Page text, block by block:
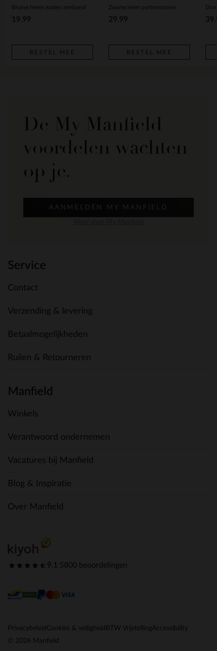
Bruine heren kralen armband
19.99
BESTEL MEE
Zwarte leren portemonnee
29.99
BESTEL MEE
De My Manfield
voordelen wachten
op je.
AANMELDEN MY MANFIELD
Service
Contact
Verzending & levering
Betaalmogelijkheden
Ruilen & Retourneren
Manfield
Winkels
Verantwoord ondernemen
Vacatures bij Manfield
Blog & Inspiratie
Over Manfield
9.1 5800 beoordelingen
Privacybeleid Cookies & veiligheid BTW VrijstellingAccessibility
© 2026 Manfield